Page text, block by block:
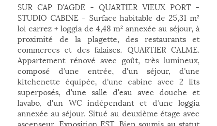
SUR CAP D'AGDE - QUARTIER VIEUX PORT -
STUDIO CABINE - Surface habitable de 25,31 m²
loi carrez + loggia de 4,48 m² annexée au séjour, à
proximité de la plagette, des restaurants et
commerces et des falaises. QUARTIER CALME.
Appartement rénové avec goût, très lumineux,
composé d'une entrée, d'un séjour, d'une
kitchenette équipée, d'une cabine avec 2 lits
superposés, d'une salle d'eau avec douche et
lavabo, d'un WC indépendant et d'une loggia
annexée au séjour. Situé au deuxième étage avec
ascenseur. Exposition EST. Bien soumis au statut